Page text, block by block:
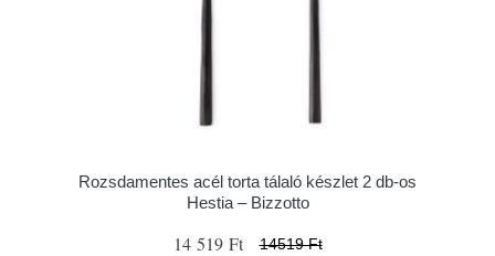
Rozsdamentes acél torta tálaló készlet 2 db-os
Hestia – Bizzotto
14 519 Ft 14519 Ft